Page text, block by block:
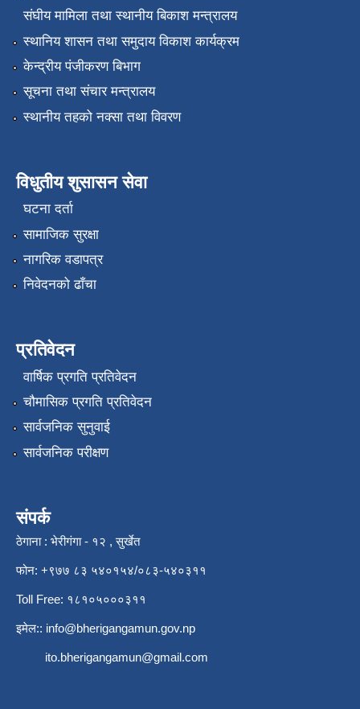
संघीय मामिला तथा स्थानीय बिकाश मन्त्रालय
स्थानिय शासन तथा समुदाय विकाश कार्यक्रम
केन्द्रीय पंजीकरण बिभाग
सूचना तथा संचार मन्त्रालय
स्थानीय तहको नक्सा तथा विवरण
विधुतीय शुसासन सेवा
घटना दर्ता
सामाजिक सुरक्षा
नागरिक वडापत्र
निवेदनको ढाँचा
प्रतिवेदन
वार्षिक प्रगति प्रतिवेदन
चौमासिक प्रगति प्रतिवेदन
सार्वजनिक सुनुवाई
सार्वजनिक परीक्षण
संपर्क
ठेगाना : भेरीगंगा - १२ , सुर्खेत
फोन: +९७७ ८३ ५४०१५४/०८३-५४०३११
Toll Free: १८१०५०००३११
इमेल:: info@bherigangamun.gov.np
ito.bherigangamun@gmail.com